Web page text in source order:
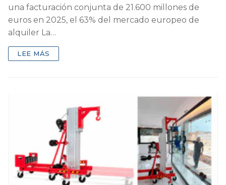
una facturación conjunta de 21.600 millones de
euros en 2025, el 63% del mercado europeo de
alquiler La…
LEE MÁS